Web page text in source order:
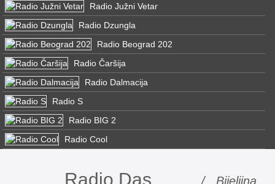
Radio Južni Vetar
Radio Dzungla
Radio Beograd 202
Radio Čaršija
Radio Dalmacija
Radio S
Radio BIG 2
Radio Cool
Radio Das / Bijeljina